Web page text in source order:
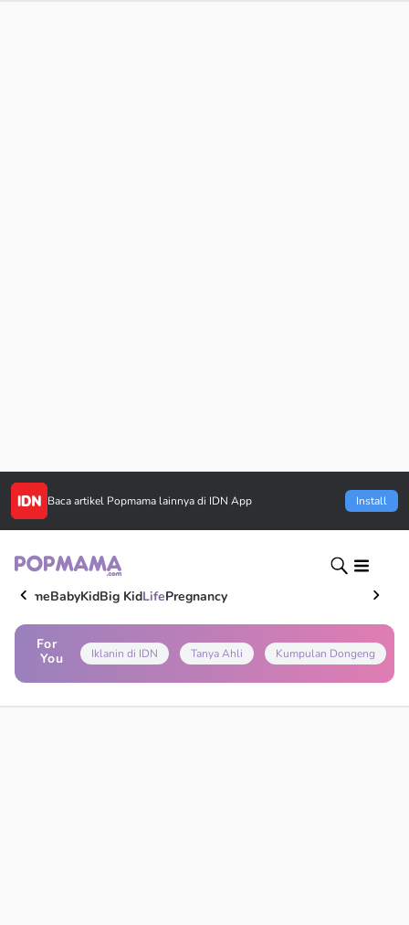
Baca artikel Popmama lainnya di IDN App Install
HomeBabyKidBig KidLifePregnancy
For
You
Iklanin di IDN Tanya Ahli Kumpulan Dongeng